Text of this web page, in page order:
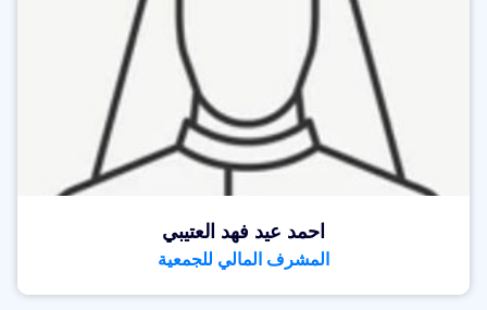
احمد عيد فهد العتيبي
المشرف المالي للجمعية